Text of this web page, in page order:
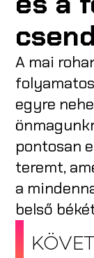
A mai
egyre
pontosan
teremt,
a
belső